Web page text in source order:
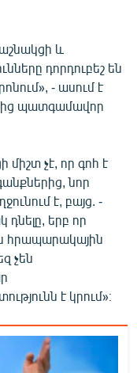
և
դորդուբեշ են
- ասում է
ից պատգամավոր
միշտ չէ, որ գոհ է
նոր
է, բայց. -
երբ որ
հրապարակային
չեն
է կրում»։